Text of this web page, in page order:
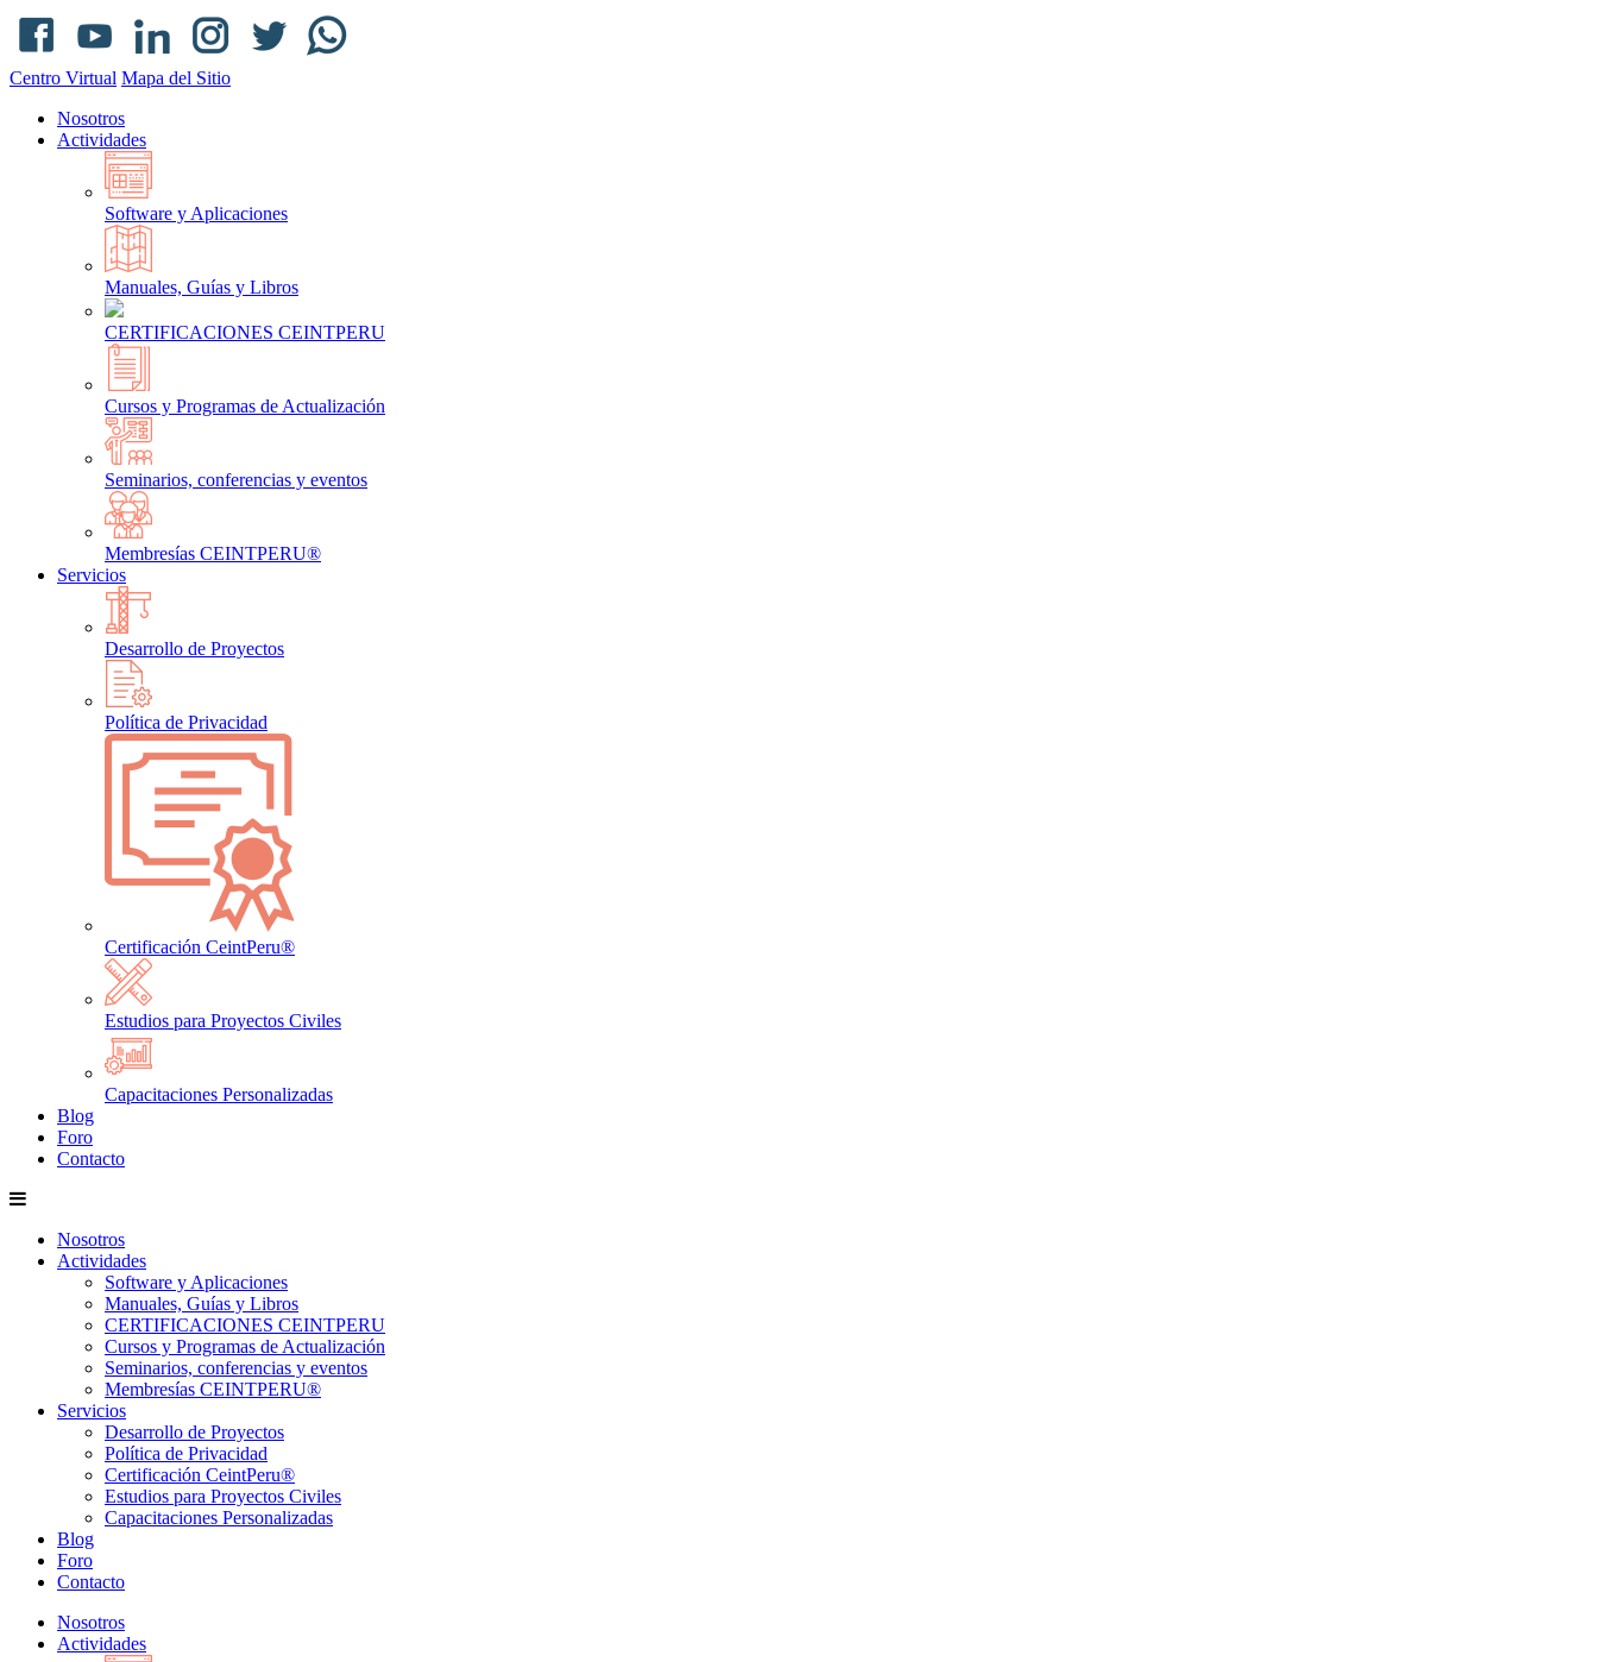
Centro Virtual Mapa del Sitio
Nosotros
Actividades
Software y Aplicaciones
Manuales, Guías y Libros
CERTIFICACIONES CEINTPERU
Cursos y Programas de Actualización
Seminarios, conferencias y eventos
Membresías CEINTPERU®
Servicios
Desarrollo de Proyectos
Política de Privacidad
Certificación CeintPeru®
Estudios para Proyectos Civiles
Capacitaciones Personalizadas
Blog
Foro
Contacto
Nosotros
Actividades
Software y Aplicaciones
Manuales, Guías y Libros
CERTIFICACIONES CEINTPERU
Cursos y Programas de Actualización
Seminarios, conferencias y eventos
Membresías CEINTPERU®
Servicios
Desarrollo de Proyectos
Política de Privacidad
Certificación CeintPeru®
Estudios para Proyectos Civiles
Capacitaciones Personalizadas
Blog
Foro
Contacto
Nosotros
Actividades